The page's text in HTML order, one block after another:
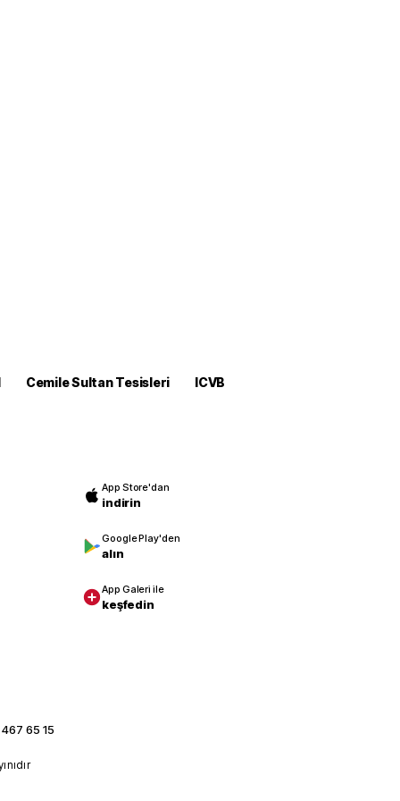
Cemile Sultan Tesisleri
ICVB
App Store'dan
indirin
Google Play'den
alın
App Galeri ile
keşfedin
65 15